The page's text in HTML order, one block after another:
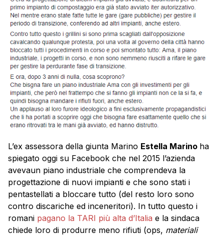
L’ex assessora della giunta Marino Estella Marino ha
spiegato oggi su Facebook che nel 2015 l’azienda
avevaun piano industriale che comprendeva la
progettazione di nuovi impianti e che sono stati i
pentastellati a bloccare tutto (del resto loro sono
contro discariche ed inceneritori). In tutto questo i
romani pagano la TARI più alta d’Italia e la sindaca
chiede loro di produrre meno rifiuti (ops, materiali